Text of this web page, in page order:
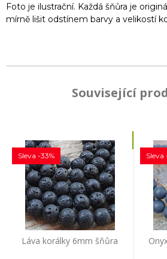
Foto je ilustrační. Každá šňůra je
mírně lišit odstínem barvy a velikostí
Související
Láva korálky 6mm šňůra
Sleva -33% Sleva